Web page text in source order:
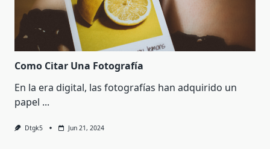
Como Citar Una Fotografía
En la era digital, las fotografías han adquirido un
papel ...
Dtgk5 Jun 21, 2024